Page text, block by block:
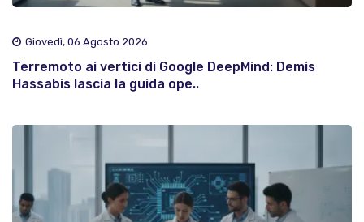
Giovedì, 06 Agosto 2026
Terremoto ai vertici di Google DeepMind: Demis
Hassabis lascia la guida ope..